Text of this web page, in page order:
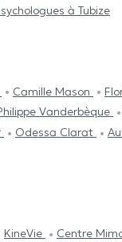
à Tubize
Camille Mason
Vanderbèque
Odessa Clarat
KineVie Centre